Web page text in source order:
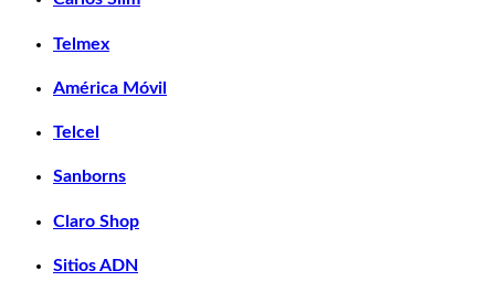
Telmex
América Móvil
Telcel
Sanborns
Claro Shop
Sitios ADN